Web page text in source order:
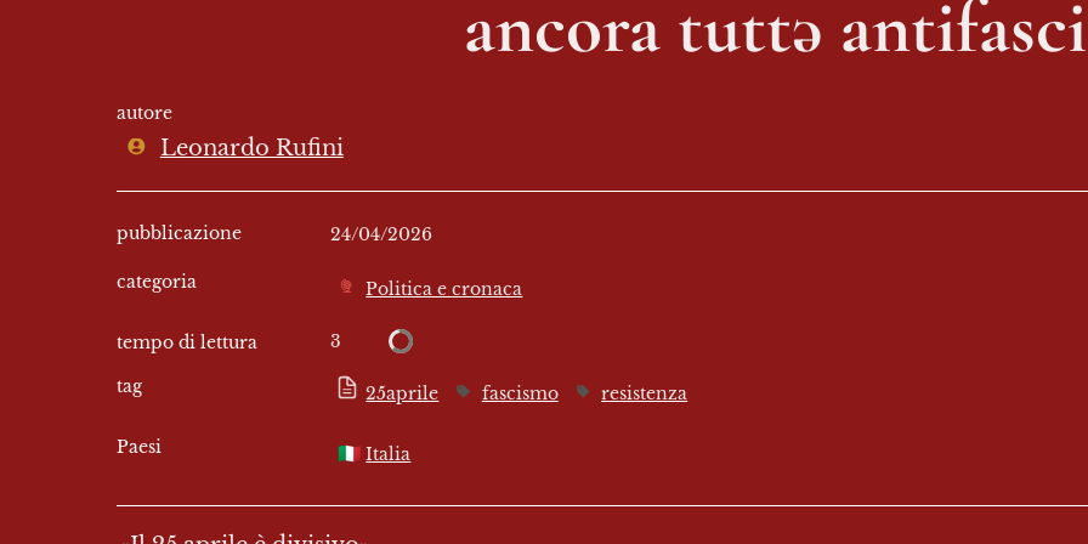
ancora tuttə
autore
Leonardo Rufini
pubblicazione 24/04/2026
categoria Politica e cronaca
tempo di lettura 3
tag 25aprile fascismo resistenza
Paesi 🇮🇹 Italia